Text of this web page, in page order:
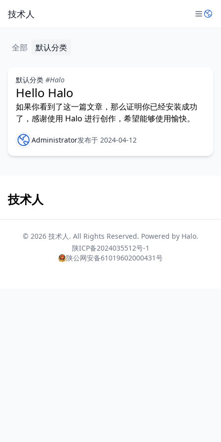
技术人
全部 默认分类
默认分类 #Halo
Hello Halo
如果你看到了这一篇文章，那么证明你已经安装成功
了，感谢使用 Halo 进行创作，希望能够使用愉快。
Administrator发布于 2024-04-12
技术人
© 2026 技术人. All Rights Reserved. Powered by Halo.
陕ICP备2024035512号-1
陕公网安备61019602000431号